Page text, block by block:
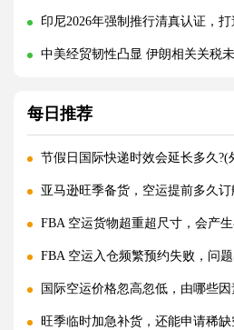
印尼2026年强制推行清真认证，
中美经贸韧性凸显 伊朗相关关税
每日推荐
节假日国际快递时效会延长多久?(
亚马逊旺季备货，空运提前多久
FBA 空运货物超重超尺寸，会产
FBA 空运入仓频繁预约失败，问
国际空运价格忽高忽低，由哪些
旺季临时加急补货，还能申请稀